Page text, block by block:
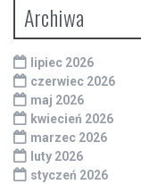
Archiwa
lipiec 2026
czerwiec 2026
maj 2026
kwiecień 2026
marzec 2026
luty 2026
styczeń 2026